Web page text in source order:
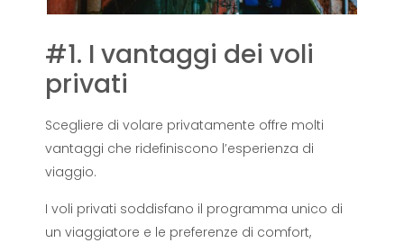
#1. I vantaggi dei voli
privati
Scegliere di volare privatamente offre molti
vantaggi che ridefiniscono l’esperienza di
viaggio.
I voli privati ​​soddisfano il programma unico di
un viaggiatore e le preferenze di comfort,